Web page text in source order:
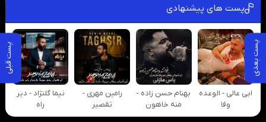
پست بعدی پست قبلی
پست های پیشنهادی
ابی عالی - الوعده
وفا
بهنام حسن زاده -
منه خاهون
رامین مهری -
تقصیر
نیما گلنژاد - دیر
راه